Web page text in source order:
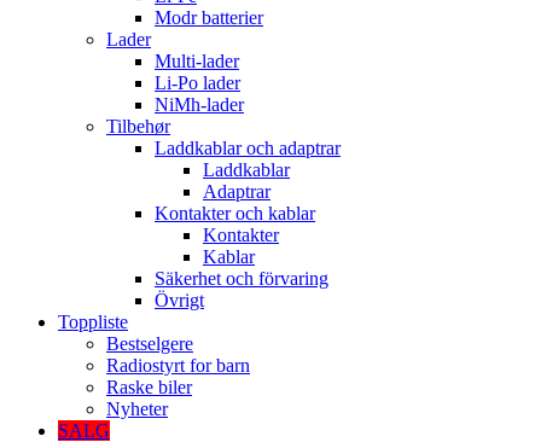
Modr batterier
Lader
Multi-lader
Li-Po lader
NiMh-lader
Tilbehør
Laddkablar och adaptrar
Laddkablar
Adaptrar
Kontakter och kablar
Kontakter
Kablar
Säkerhet och förvaring
Övrigt
Toppliste
Bestselgere
Radiostyrt for barn
Raske biler
Nyheter
SALG